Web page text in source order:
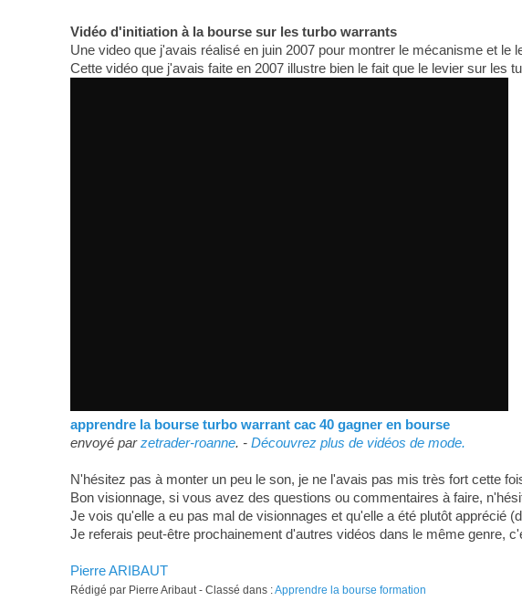
Vidéo d'initiation à la bourse sur les turbo warrants
Une video que j'avais réalisé en juin 2007 pour montrer le mécanisme et le
Cette vidéo que j'avais faite en 2007 illustre bien le fait que le levier sur
apprendre la bourse turbo warrant cac 40 gagner en bourse
envoyé parzetrader-roanne. - Découvrez plus de vidéos de mode.
N'hésitez pas à monter un peu le son, je ne l'avais pas mis très fort cette
Bon visionnage, si vous avez des questions ou commentaires à faire,
Je vois qu'elle a eu pas mal de visionnages et qu'elle a été plutôt apprécié
Je referais peut-être prochainement d'autres vidéos dans le même genre,
Pierre ARIBAUT
Rédigé par Pierre Aribaut - Classé dans :Apprendre la bourse formation